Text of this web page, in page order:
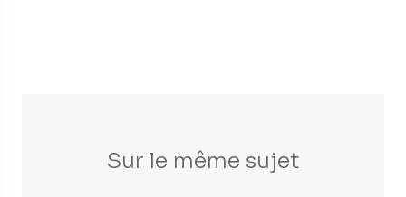
Sur le même sujet